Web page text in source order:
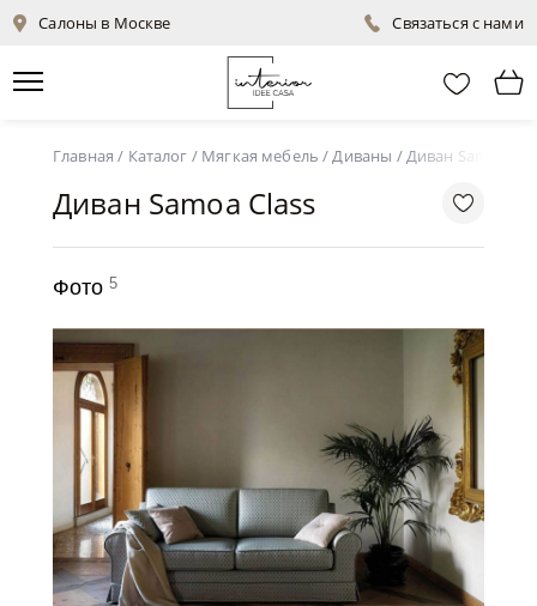
Салоны в Москве Связаться с нами
Главная / Каталог / Мягкая мебель /Диваны /Диван Samoa
Диван Samoa Class
Фото 5